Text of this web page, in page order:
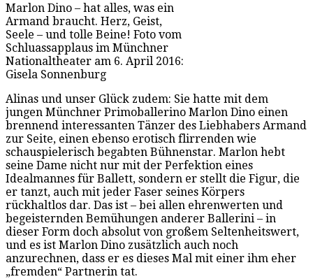
Marlon Dino – hat alles, was ein
Armand braucht. Herz, Geist,
Seele – und tolle Beine! Foto vom
Schluassapplaus im Münchner
Nationaltheater am 6. April 2016:
Gisela Sonnenburg
Alinas und unser Glück zudem: Sie hatte mit dem
jungen Münchner Primoballerino Marlon Dino einen
brennend interessanten Tänzer des Liebhabers Armand
zur Seite, einen ebenso erotisch flirrenden wie
schauspielerisch begabten Bühnenstar. Marlon hebt
seine Dame nicht nur mit der Perfektion eines
Idealmannes für Ballett, sondern er stellt die Figur, die
er tanzt, auch mit jeder Faser seines Körpers
rückhaltlos dar. Das ist – bei allen ehrenwerten und
begeisternden Bemühungen anderer Ballerini – in
dieser Form doch absolut von großem Seltenheitswert,
und es ist Marlon Dino zusätzlich auch noch
anzurechnen, dass er es dieses Mal mit einer ihm eher
„fremden“ Partnerin tat.